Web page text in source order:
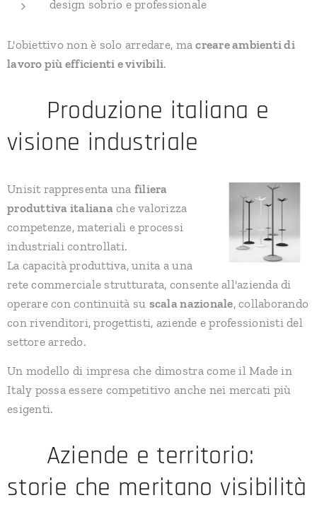
design sobrio e professionale
L'obiettivo non è solo arredare, macreare ambienti di
lavoro più efficienti e vivibili.
🇮🇹 Produzione italiana e
visione industriale
Unisit rappresenta una filiera
produttiva italiana che valorizza
competenze, materiali e processi
industriali controllati.
La capacità produttiva, unita a una
rete commerciale strutturata, consente all'azienda di
operare con continuità su scala nazionale, collaborando
con rivenditori, progettisti, aziende e professionisti del
settore arredo.
Un modello di impresa che dimostra come il Made in
Italy possa essere competitivo anche nei mercati più
esigenti.
🤝 Aziende e territorio:
storie che meritano visibilità